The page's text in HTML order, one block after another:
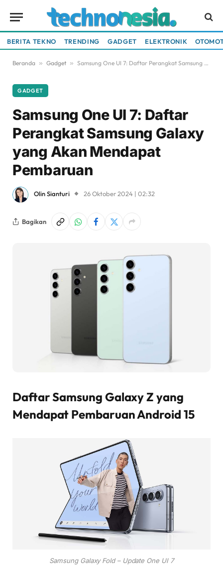
BERITA TEKNO TRENDING GADGET ELEKTRONIK
Beranda » Gadget » Samsung One UI 7: Daftar Perangkat Samsung Galaxy yang Akan Mendapat Pembaruan
GADGET
Samsung One UI 7: Daftar
Perangkat Samsung Galaxy
yang Akan Mendapat
Pembaruan
Olin Sianturi 26 Oktober 2024 | 02:32
Bagikan
Daftar Samsung Galaxy Z yang
Mendapat Pembaruan Android 15
Samsung Galaxy Fold – Update One UI 7